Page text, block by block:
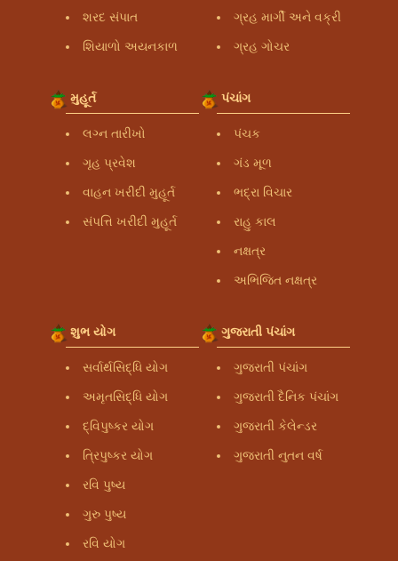
શરદ સંપાત
શિયાળો અયનકાળ
ગ્રહ માર્ગી અને વક્રી
ગ્રહ ગોચર
મુહૂર્ત
લગ્ન તારીખો
ગૃહ પ્રવેશ
વાહન ખરીદી મુહૂર્ત
સંપત્તિ ખરીદી મુહૂર્ત
પંચાંગ
પંચક
ગંડ મૂળ
ભદ્રા વિચાર
રાહુ કાલ
નક્ષત્ર
અભિજિત નક્ષત્ર
શુભ યોગ
સર્વાર્થસિદ્ધિ યોગ
અમૃતસિદ્ધિ યોગ
દ્વિપુષ્કર યોગ
ત્રિપુષ્કર યોગ
રવિ પુષ્ય
ગુરુ પુષ્ય
રવિ યોગ
ગુજરાતી પંચાંગ
ગુજરાતી પંચાંગ
ગુજરાતી દૈનિક પંચાંગ
ગુજરાતી કેલેન્ડર
ગુજરાતી નુતન વર્ષ